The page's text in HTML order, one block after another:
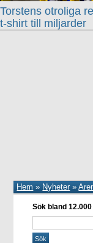
Torstens otroliga
t-shirt till miljarder
Hem » Nyheter»
Sök bland